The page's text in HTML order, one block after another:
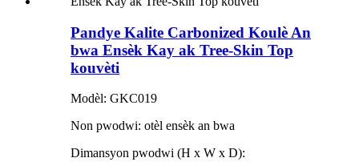
Pandye Kalite Carbonized Koulè An
bwa Ensèk Kay ak Tree-Skin Top
kouvèti
Modèl: GKC019
Non pwodwi: otèl ensèk an bwa
Dimansyon pwodwi (H x W x D):